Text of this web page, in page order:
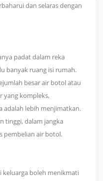
dan selaras dengan
padat dalam reka
banyak ruang isi rumah.
besar air botol atau
yang kompleks,
adalah lebih menjimatkan.
tinggi, dalam jangka
pembelian air botol.
keluarga boleh menikmati